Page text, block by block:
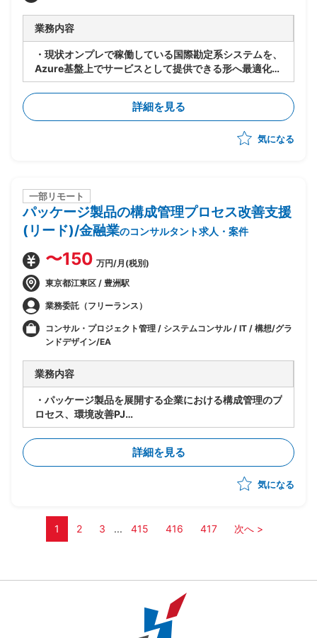
業務内容
・現状オンプレで稼働している国際勘定系システムを、
Azure基盤上でサービスとして提供できる形へ最適化す
るPJ
・既存アーキテクチャ(Windows Server等)は維持しつ
つ、Azure基盤への移行・SaaS化を推進
・企画構想フェーズは完了済み、今後設計フェーズの予
成・サービス設計を実施
・フェーズ前半〜中盤中心の想定(途中引き継ぎを見込
んだアサインとなる可能性あり)
詳細を見る
気になる
一部リモート
パッケージ製品の構成管理プロセス改善支援
(リード)/金融業のコンサルタント求人・案件
〜150 万円/月(税別)
東京都江東区 / 豊洲駅
業務委託（フリーランス）
コンサル・プロジェクト管理 / システムコンサル / IT / 構想/グラ
ンドデザイン/EA
業務内容
・パッケージ製品を展開する企業における構成管理のプ
ロセス、環境改善PJ
・製品の生い立ちやカスタマイズの違いにより複数の構
成管理ツール、プロセスが混在している
・現状のソースコード管理状態やプロセスの現状整理か
ら参画し、構成管理の標準プロセスを策定、導入、定着
ロセスの立て直しを軸に推進)
ー現状分析、課題整理
ーその他付随する業務
詳細を見る
気になる
1 2 3 ... 415 416 417 次へ >